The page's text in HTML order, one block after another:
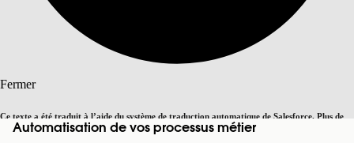
Fermer
Ce texte a été traduit à l’aide du système de traduction automatique de Salesforce. Plus de
détails, consultez <cette page .
Basculer vers la page en anglais
Automatisation de vos processus métier
Rechercher